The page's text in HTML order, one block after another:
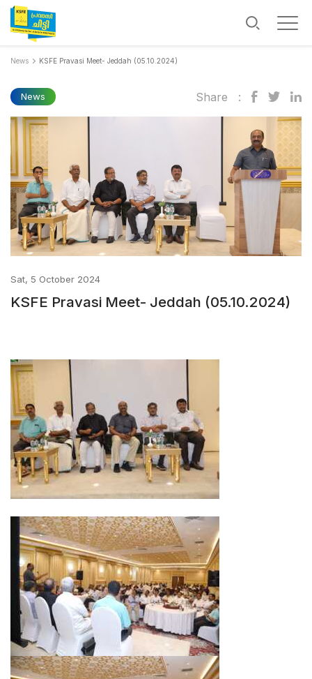
News KSFE Pravasi Meet- Jeddah (05.10.2024)
News Share :
Sat, 5 October 2024
KSFE Pravasi Meet- Jeddah (05.10.2024)